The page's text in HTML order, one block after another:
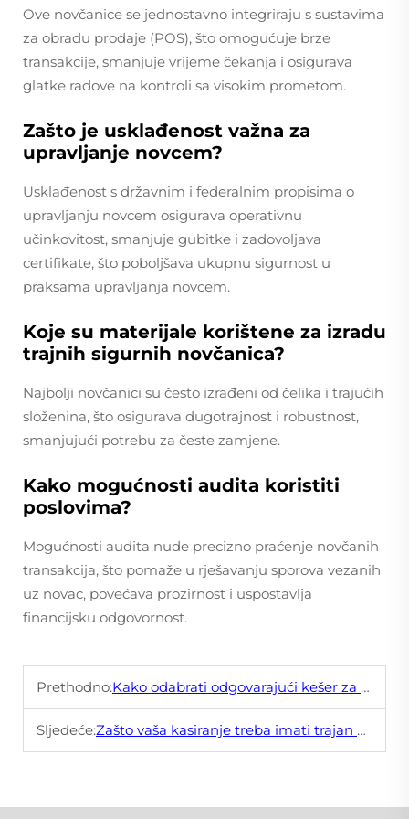
Ove novčanice se jednostavno integriraju s sustavima
za obradu prodaje (POS), što omogućuje brze
transakcije, smanjuje vrijeme čekanja i osigurava
glatke radove na kontroli sa visokim prometom.
Zašto je usklađenost važna za
upravljanje novcem?
Usklađenost s državnim i federalnim propisima o
upravljanju novcem osigurava operativnu
učinkovitost, smanjuje gubitke i zadovoljava
certifikate, što poboljšava ukupnu sigurnost u
praksama upravljanja novcem.
Koje su materijale korištene za izradu
trajnih sigurnih novčanica?
Najbolji novčanici su često izrađeni od čelika i trajućih
složenina, što osigurava dugotrajnost i robustnost,
smanjujući potrebu za česte zamjene.
Kako mogućnosti audita koristiti
poslovima?
Mogućnosti audita nude precizno praćenje novčanih
transakcija, što pomaže u rješavanju sporova vezanih
uz novac, povećava prozirnost i uspostavlja
financijsku odgovornost.
Prethodno:Kako odabrati odgovarajući kešer za vaš POS sustav
Sljedeće:Zašto vaša kasiranje treba imati trajan novčanik